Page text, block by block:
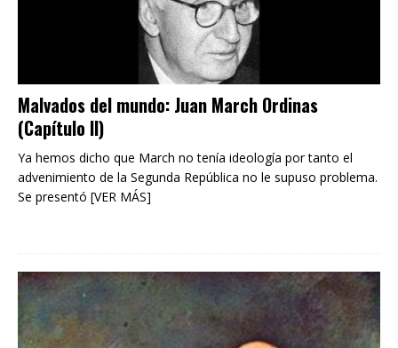
Malvados del mundo: Juan March Ordinas
(Capítulo II)
Ya hemos dicho que March no tenía ideología por tanto el
advenimiento de la Segunda República no le supuso problema.
Se presentó [VER MÁS]